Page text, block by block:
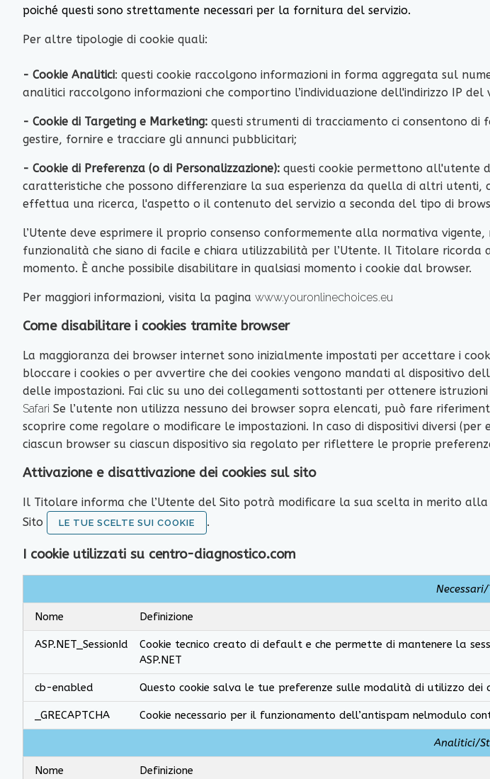
poiché questi sono strettamente necessari per la fornitura del servizio.
Per altre tipologie di cookie quali:
- Cookie Analitici: questi cookie raccolgono informazioni in forma aggregata sul
analitici raccolgono informazioni che comportino l’individuazione dell'indirizzo IP
- Cookie di Targeting e Marketing: questi strumenti di tracciamento ci consentono
gestire, fornire e tracciare gli annunci pubblicitari;
- Cookie di Preferenza (o di Personalizzazione): questi cookie permettono all'utente
caratteristiche che possono differenziare la sua esperienza da quella di altri
effettua una ricerca, l'aspetto o il contenuto del servizio a seconda del tipo di
l’Utente deve esprimere il proprio consenso conformemente alla normativa
funzionalità che siano di facile e chiara utilizzabilità per l’Utente. Il Titolare ricorda
momento. È anche possibile disabilitare in qualsiasi momento i cookie dal browser.
Per maggiori informazioni, visita la pagina www.youronlinechoices.eu
Come disabilitare i cookies tramite browser
La maggioranza dei browser internet sono inizialmente impostati per accettare i
bloccare i cookies o per avvertire che dei cookies vengono mandati al dispositivo
delle impostazioni. Fai clic su uno dei collegamenti sottostanti per ottenere istruzioni
Safari Se l’utente non utilizza nessuno dei browser sopra elencati, può fare
scoprire come regolare o modificare le impostazioni. In caso di dispositivi diversi
ciascun browser su ciascun dispositivo sia regolato per riflettere le proprie
Attivazione e disattivazione dei cookies sul sito
Il Titolare informa che l’Utente del Sito potrà modificare la sua scelta in merito
Sito
LE TUE SCELTE SUI COOKIE .
I cookie utilizzati su centro-diagnostico.com
Necessari/
Nome Definizione
ASP.NET_SessionId
Cookie tecnico creato di default e che permette di mantenere la
ASP.NET
cb-enabled Questo cookie salva le tue preferenze sulle modalità di utilizzo dei
_GRECAPTCHA Cookie necessario per il funzionamento dell’antispam nelmodulo
Analitici/
Nome Definizione